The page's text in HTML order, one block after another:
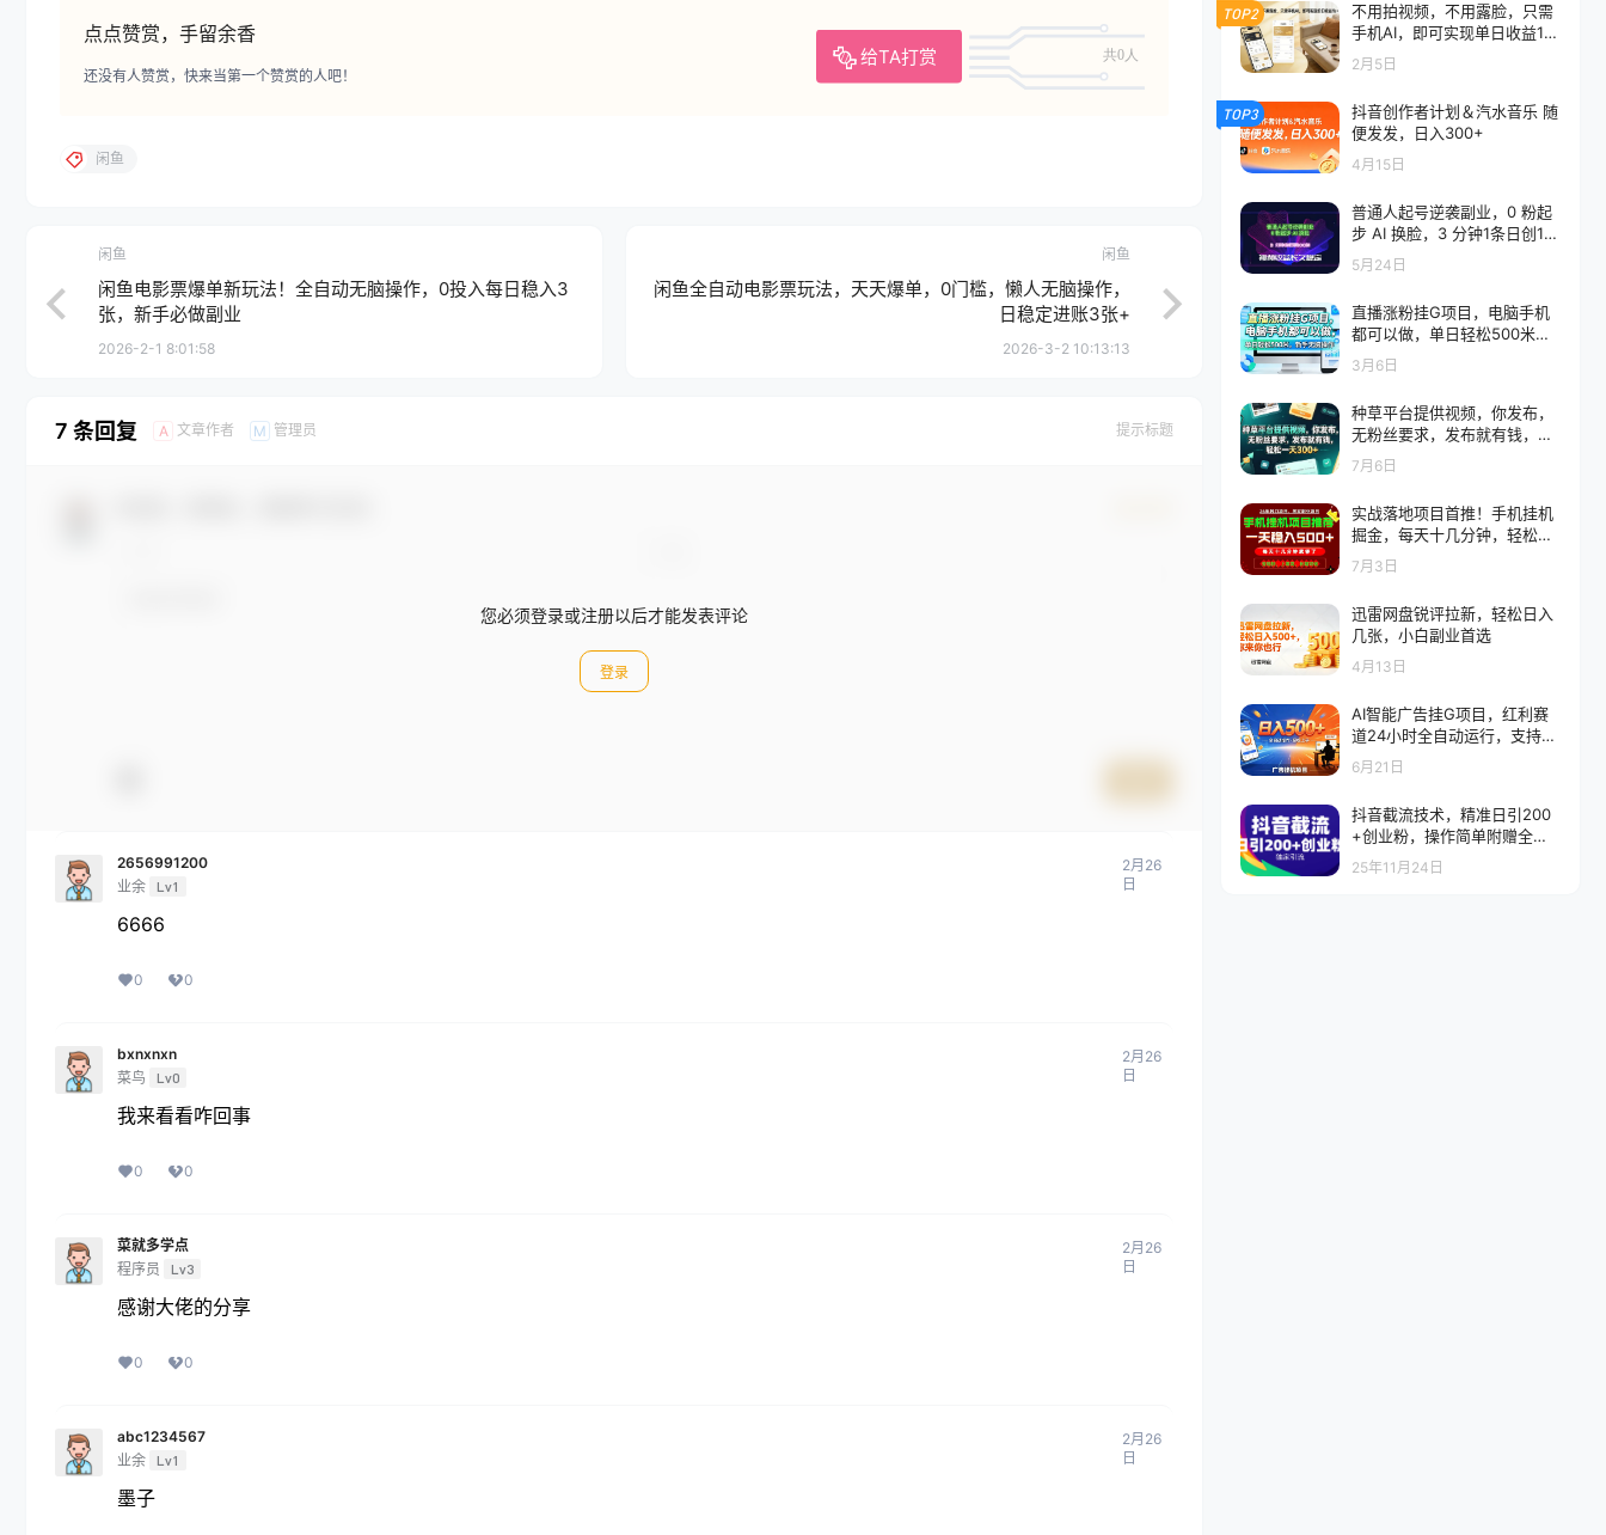
点点赞赏，手留余香
给TA打赏 共0人
还没有人赞赏，快来当第一个赞赏的人吧！
闲鱼
闲鱼
闲鱼电影票爆单新玩法！全自动无脑操作，0投入每日稳入3
张，新手必做副业
2026-2-1 8:01:58
闲鱼
闲鱼全自动电影票玩法，天天爆单，0门槛，懒人无脑操作，
日稳定进账3张+
2026-3-2 10:13:13
7 条回复 A 文章作者 M 管理员 提示标题
您必须登录或注册以后才能发表评论
登录
2656991200
业余 Lv1
2月26
日
6666
0 0
bxnxnxn
菜鸟
Lv0
2月26
日
我来看看咋回事
0 0
菜就多学点
程序员
Lv3
2月26
日
感谢大佬的分享
0 0
abc1234567
业余 Lv1
2月26
日
墨子
TOP2
不用拍视频，不用露脸，只需
手机AI，即可实现单日收益1k
2月5日
TOP3
抖音创作者计划＆汽水音乐 随
便发发，日入300+
4月15日
普通人起号逆袭副业，0 粉起
步 AI 换脸，3 分钟1条日创10
0条视频收益长久稳定
5月24日
直播涨粉挂G项目，电脑手机
都可以做，单日轻松500米，
新手无脑操作
3月6日
种草平台提供视频，你发布，
无粉丝要求，发布就有钱，轻
松一天300+
7月6日
实战落地项目首推！手机挂机
掘金，每天十几分钟，轻松日
入500+，长期稳定！
7月3日
迅雷网盘锐评拉新，轻松日入
几张，小白副业首选
4月13日
AI智能广告挂G项目，红利赛
道24小时全自动运行，支持全
国各地考察，可以来公司賺到
钱再走
6月21日
抖音截流技术，精准日引200
+创业粉，操作简单附赠全流
程详细资料
25年11月24日